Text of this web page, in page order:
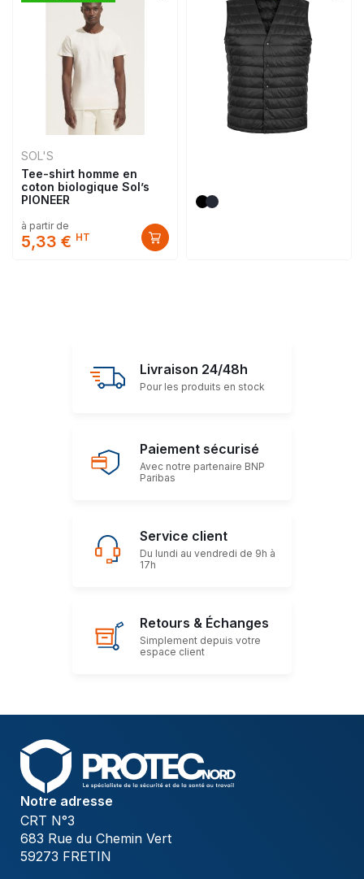
SOL'S
Tee-shirt homme en
coton biologique Sol’s
PIONEER
à partir de
5,33 € HT
Livraison 24/48h
Pour les produits en stock
Paiement sécurisé
Avec notre partenaire BNP
Paribas
Service client
Du lundi au vendredi de 9h à
17h
Retours & Échanges
Simplement depuis votre
espace client
Notre adresse
CRT N°3
683 Rue du Chemin Vert
59273 FRETIN